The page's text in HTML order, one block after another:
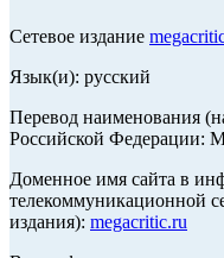
Сетевое издание
Язык(и): русский
Перевод наименования
Российской Федерации:
Доменное имя сайта в
телекоммуникационной
издания): megacritic.ru